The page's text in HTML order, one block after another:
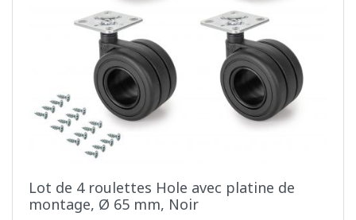
Lot de 4 roulettes Hole avec platine de
montage, Ø 65 mm, Noir